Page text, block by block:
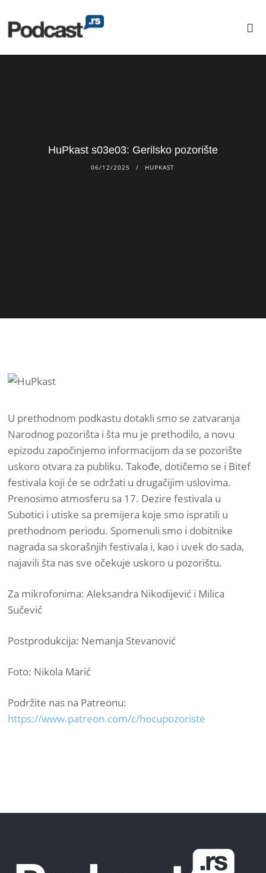
HuPkast s03e03: Gerilsko pozorište
06/12/2025 HUPKAST
U prethodnom podkastu dotakli smo se zatvaranja
Narodnog pozorišta i šta mu je prethodilo, a novu
epizodu započinjemo informacijom da se pozorište
uskoro otvara za publiku. Takođe, dotičemo se i Bitef
festivala koji će se održati u drugačijim uslovima.
Prenosimo atmosferu sa 17. Dezire festivala u
Subotici i utiske sa premijera koje smo ispratili u
prethodnom periodu. Spomenuli smo i dobitnike
nagrada sa skorašnjih festivala i, kao i uvek do sada,
najavili šta nas sve očekuje uskoro u pozorištu.
Za mikrofonima: Aleksandra Nikodijević i Milica
Sučević
Postprodukcija: Nemanja Stevanović
Foto: Nikola Marić
Podržite nas na Patreonu:
https://www.patreon.com/c/hocupozoriste